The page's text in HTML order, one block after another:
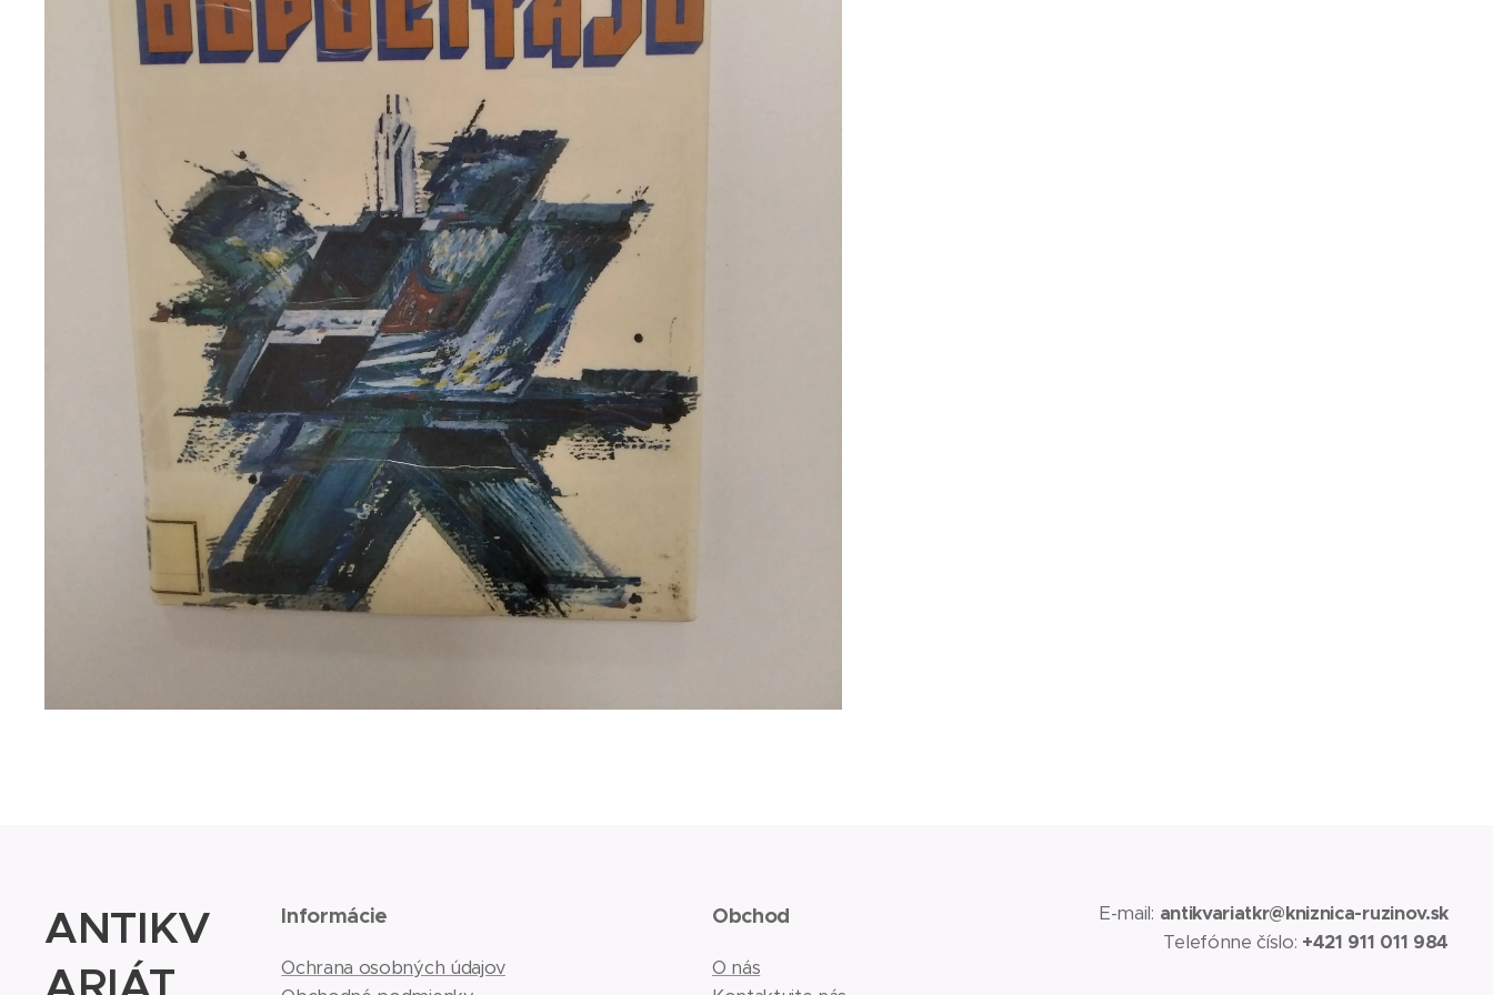
ANTIKV
ARIÁT
Informácie
Ochrana osobných údajov
Obchod
O nás
E-mail: antikvariatkr@kniznica-ruzinov.sk
Telefónne číslo: +421 911 011 984